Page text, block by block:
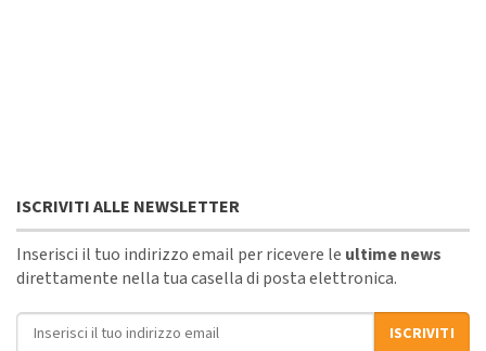
ISCRIVITI ALLE NEWSLETTER
Inserisci il tuo indirizzo email per ricevere le ultime news
direttamente nella tua casella di posta elettronica.
Indirizzo email
ISCRIVITI